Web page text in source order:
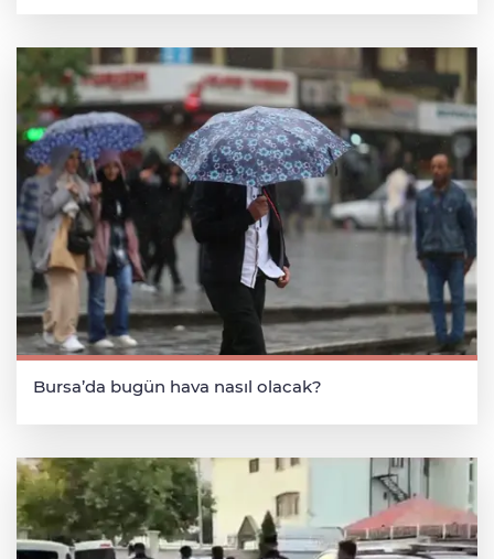
Bursa’da bugün hava nasıl olacak?